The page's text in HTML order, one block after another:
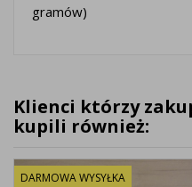
gramów)
Klienci którzy
kupili również:
DARMOWA WYSYŁKA